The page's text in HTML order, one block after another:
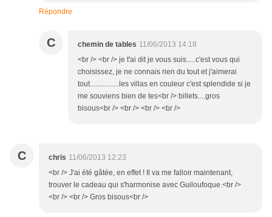
Répondre
C chemin de tables 11/06/2013 14:18
<br /> <br /> je t'ai dit je vous suis.....c'est vous qui
choisissez, je ne connais rien du tout et j'aimerai
tout................les villas en couleur c'est splendide si je
me souviens bien de tes<br /> billets....gros
bisous<br /> <br /> <br /> <br />
C chris 11/06/2013 12:23
<br /> J'ai été gâtée, en effet ! Il va me falloir maintenant,
trouver le cadeau qui s'harmonise avec Guiloufoque.<br />
<br /> <br /> Gros bisous<br />